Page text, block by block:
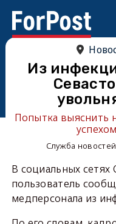
Из
Попытка выяснить
Служба
В социальных
пользователь
медперсонала из